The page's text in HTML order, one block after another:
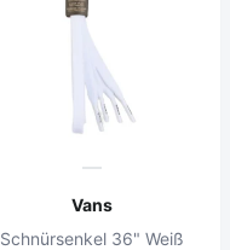
Vans
Schnürsenkel 36" Weiß